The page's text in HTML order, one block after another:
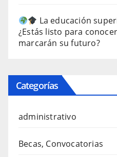
La educación
¿Estás listo para
marcarán su futuro?
Categorías
administrativo
Becas, Convocatorias